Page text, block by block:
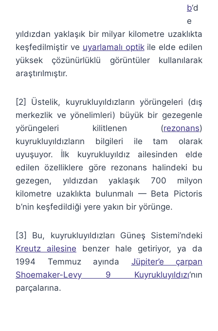
b‘d
e
yıldızdan yaklaşık bir milyar kilometre uzaklıkta
keşfedilmiştir ve uyarlamalı optikile elde edilen
yüksek çözünürlüklü görüntüler kullanılarak
araştırılmıştır.
[2] Üstelik, kuyrukluyıldızların yörüngeleri (dış
merkezlik ve yönelimleri) büyük bir gezegenle
yörüngeleri kilitlenen (rezonans)
kuyrukluyıldızların bilgileri ile tam olarak
uyuşuyor. İlk kuyrukluyıldız ailesinden elde
edilen özelliklere göre rezonans halindeki bu
gezegen, yıldızdan yaklaşık 700 milyon
kilometre uzaklıkta bulunmalı — Beta Pictoris
b’nin keşfedildiği yere yakın bir yörünge.
[3] Bu, kuyrukluyıldızları Güneş Sistemi’ndeki
Kreutz ailesine benzer hale getiriyor, ya da
1994 Temmuz ayında Jüpiter’e çarpan
Shoemaker-Levy 9 Kuyrukluyıldızı‘nın
parçalarına.